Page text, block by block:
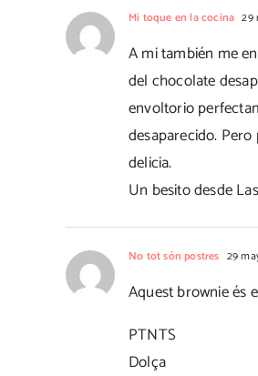
Mi toque en la cocina 29
A mi también me
del chocolate
envoltorio
desaparecido.
delicia.
Un besito desde
No tot són postres 29
Aquest brownie és
PTNTS
Dolça